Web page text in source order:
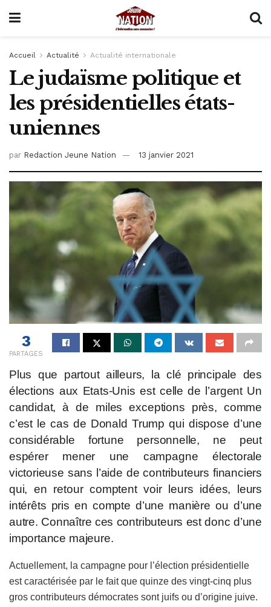
Accueil Actualité Actualité internationale
Le judaïsme politique et
les présidentielles états-
uniennes
par Redaction Jeune Nation 13 janvier 2021
3
PARTAGES
Plus que partout ailleurs, la clé principale des
élections aux Etats-Unis est celle de l’argent Un
candidat, à de miles exceptions près, comme
c’est le cas de Donald Trump qui dispose d’une
considérable fortune personnelle, ne peut
espérer mener une campagne électorale
victorieuse sans l’aide de contributeurs financiers
qui, en retour comptent voir leurs idées, leurs
intérêts pris en compte d’une manière ou d’une
autre. Connaître ces contributeurs est donc d’une
importance majeure.
Actuellement, la campagne pour l’élection présidentielle
est caractérisée par le fait que quinze des vingt-cinq plus
gros contributeurs démocrates sont juifs ou d’origine juive.